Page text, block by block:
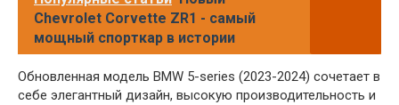
Chevrolet Corvette ZR1 - самый
мощный спорткар в истории
Обновленная модель BMW 5-series (2023-2024) сочетает в
себе элегантный дизайн, высокую производительность и